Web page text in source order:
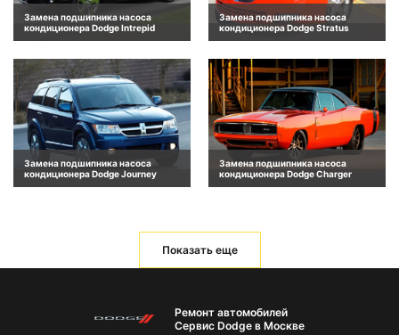
Замена подшипника насоса
кондиционера Dodge Intrepid
Замена подшипника насоса
кондиционера Dodge Stratus
Замена подшипника насоса
кондиционера Dodge Journey
Замена подшипника насоса
кондиционера Dodge Charger
Показать еще
Ремонт автомобилей
Сервис Dodge в Москве